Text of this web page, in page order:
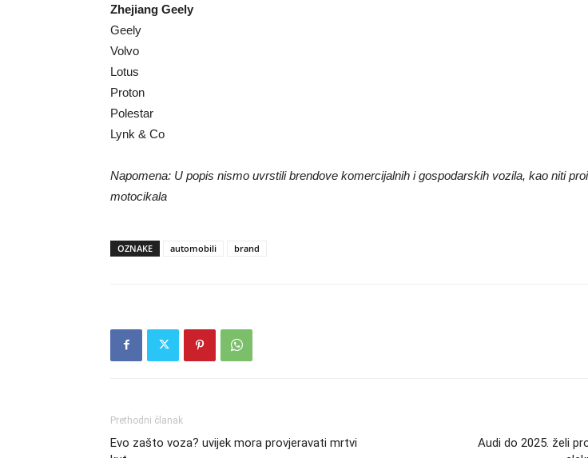
Zhejiang Geely
Geely
Volvo
Lotus
Proton
Polestar
Lynk & Co
Napomena: U popis nismo uvrstili brendove komercijalnih i gospodarskih vozila, kao niti
motocikala
OZNAKE automobili brand
Prethodni članak
Evo zašto voza? uvijek mora provjeravati mrtvi
Audi do 2025. želi